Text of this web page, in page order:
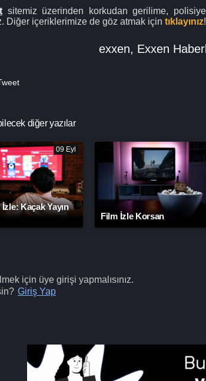
sitemiz üzerinden korkudan gerilime,
Diğer içeriklerimize de göz atmak için tıklayınız!
exxen, Exxen
diğer yazılar
09 Eyl
Kaçak Yayın
Film İzle Korsan
için üye girişi yapmalısınız.
Giriş Yap